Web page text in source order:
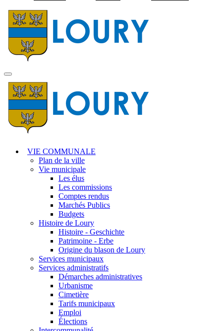
MENU
PRINCIPAL
VIE COMMUNALE
Plan de la ville
Vie municipale
Les élus
Les commissions
Comptes rendus
Marchés Publics
Budgets
Histoire de Loury
Histoire - Geschichte
Patrimoine - Erbe
Origine du blason de Loury
Services municipaux
Services administratifs
Démarches administratives
Urbanisme
Cimetière
Tarifs municipaux
Emploi
Élections